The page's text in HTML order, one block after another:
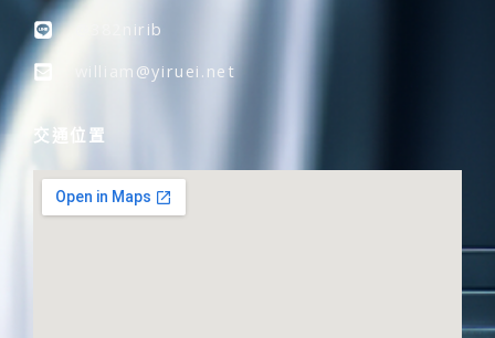
@382nirib
william@yiruei.net
交通位置